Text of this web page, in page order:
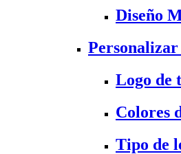
Diseño
Personalizar
Logo de
Colores
Tipo de